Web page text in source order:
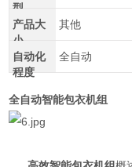
型
产品大
小
其他
自动化
程度
全自动
全自动智能包衣机组